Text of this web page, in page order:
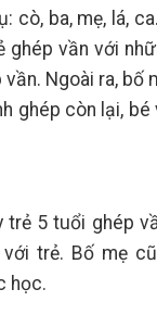
cò, ba, mẹ, lá,
ghép vần với
Ngoài ra, bố
ghép còn lại,
trẻ 5 tuổi ghép
trẻ. Bố mẹ
học.